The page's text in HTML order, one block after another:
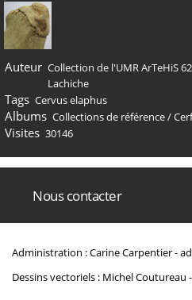
Auteur Collection de l'UMR ArTeHiS
Lachiche
Tags Cervus elaphus
Albums Collections de référence/Cerf
Visites 30146
Nous contacter
Administration : Carine Carpentier -
Dessins vectoriels : Michel Coutureau -